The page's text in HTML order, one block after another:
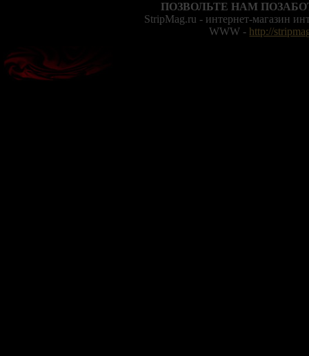
ПОЗВОЛЬТЕ НАМ
StripMag.ru - интернет-магазин
WWW - http://